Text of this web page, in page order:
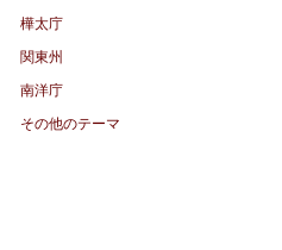
樺太庁
関東州
南洋庁
その他のテーマ